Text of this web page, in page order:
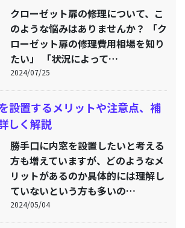
クローゼット扉の修理について、こ
のような悩みはありませんか？ 「ク
ローゼット扉の修理費用相場を知り
たい」 「状況によって…
2024/07/25
設置するメリットや注意点、補
しく解説
勝手口に内窓を設置したいと考える
方も増えていますが、どのようなメ
リットがあるのか具体的には理解し
ていないという方も多いの…
2024/05/04